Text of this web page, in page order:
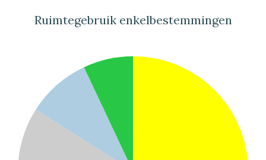
Ruimtegebruik enkelbestemmingen